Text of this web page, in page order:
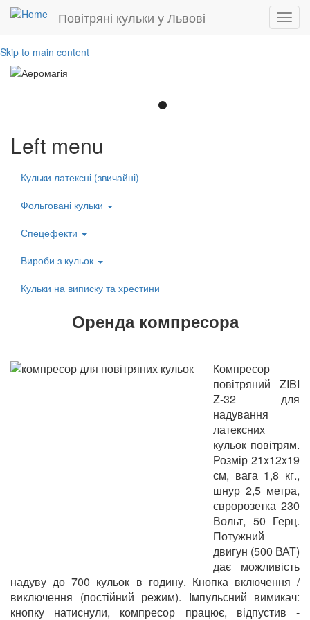
Skip to main content
Повітряні кульки у Львові
Left menu
Кульки латексні (звичайні)
Фольговані кульки
Спецефекти
Вироби з кульок
Кульки на виписку та хрестини
Оренда компресора
Компресор
повітряний ZIBI
Z-32 для
надування
латексних
кульок повітрям.
Розмір 21x12x19
см, вага 1,8 кг.,
шнур 2,5 метра,
євророзетка 230
Вольт, 50 Герц.
Потужний
двигун (500 ВАТ)
дає можливість
надуву до 700 кульок в годину. Кнопка включення /
виключення (постійний режим). Імпульсний вимикач:
кнопку натиснули, компресор працює, відпустив -